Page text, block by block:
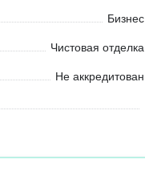
Бизнес
Чистовая отделка
Не аккредитован